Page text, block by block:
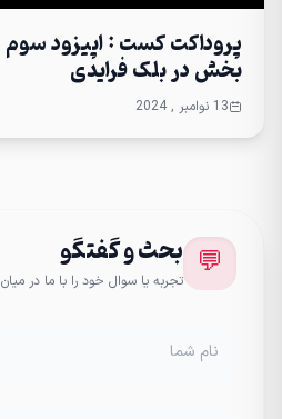
پروداکت کست : اپیزود سوم
بخش در بلک فرایدی
13 نوامبر , 2024
💬 بحث و گفتگو
تجربه یا سوال خود را با ما در
نام شما